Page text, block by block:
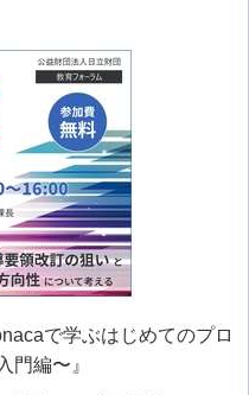
で学ぶはじめてのプロ
編〜』